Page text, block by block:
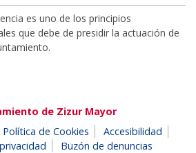
es uno de los principios
que debe de presidir la actuación de
de Zizur Mayor
Política de Cookies
Accesibilidad
Buzón de denuncias